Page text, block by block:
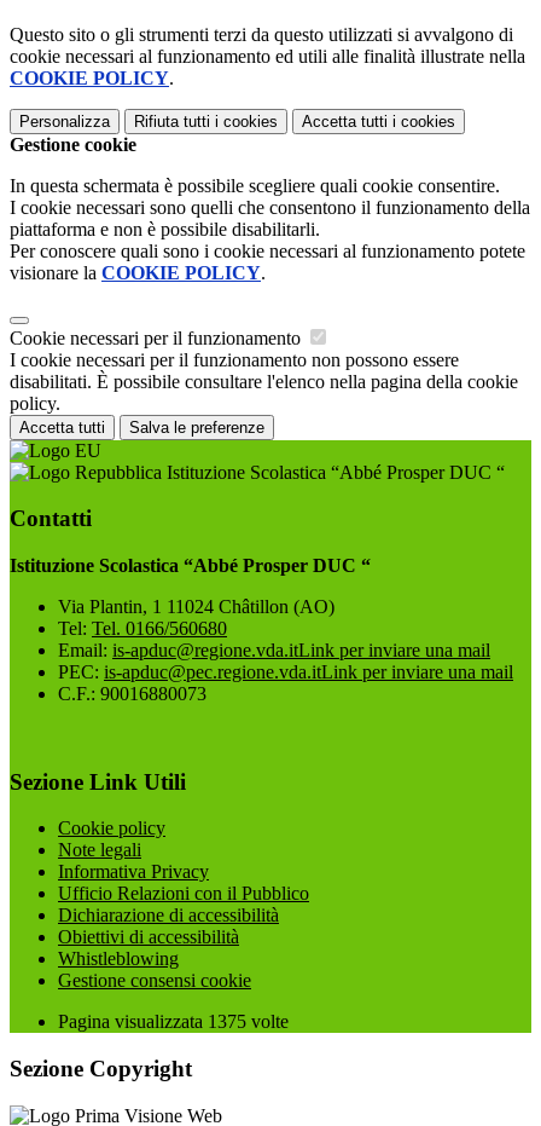
Questo sito o gli strumenti terzi da questo utilizzati si avvalgono di
cookie necessari al funzionamento ed utili alle finalità illustrate nella
COOKIE POLICY.
Personalizza Rifiuta tutti i cookies Accetta tutti i cookies
Gestione cookie
In questa schermata è possibile scegliere quali cookie consentire.
I cookie necessari sono quelli che consentono il funzionamento della
piattaforma e non è possibile disabilitarli.
Per conoscere quali sono i cookie necessari al funzionamento potete
visionare la COOKIE POLICY.
Cookie necessari per il funzionamento
I cookie necessari per il funzionamento non possono essere
disabilitati. È possibile consultare l'elenco nella pagina della cookie
policy.
Accetta tutti Salva le preferenze
Istituzione Scolastica “Abbé Prosper DUC “
Contatti
Istituzione Scolastica “Abbé Prosper DUC “
Via Plantin, 1 11024 Châtillon (AO)
Tel: Tel. 0166/560680
Email: is-apduc@regione.vda.itLink per inviare una mail
PEC: is-apduc@pec.regione.vda.itLink per inviare una mail
C.F.: 90016880073
Sezione Link Utili
Cookie policy
Note legali
Informativa Privacy
Ufficio Relazioni con il Pubblico
Dichiarazione di accessibilità
Obiettivi di accessibilità
Whistleblowing
Gestione consensi cookie
Pagina visualizzata 1375 volte
Sezione Copyright